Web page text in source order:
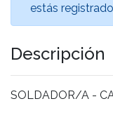
estás
Descripción
SOLDADOR/A -